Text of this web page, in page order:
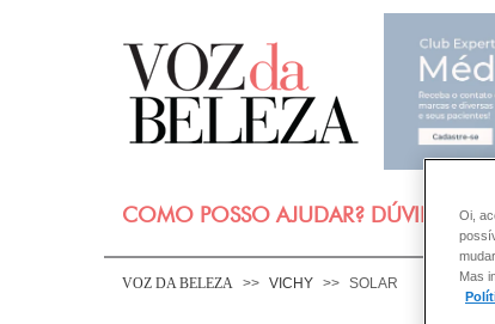
COMO POSSO AJUDAR? DÚVIDAS
VOZ DA BELEZA VICHY SOLAR
Oi,
Mas